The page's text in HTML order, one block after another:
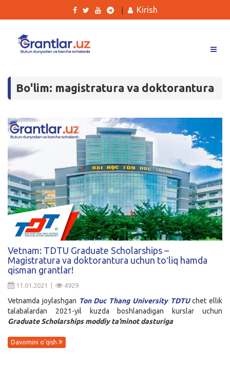
Tanlovlar
Kurslar
Blog
Yana
Qidirish
Kirish
Bo'lim: magistratura va doktorantura
Vetnam: TDTU Graduate Scholarships –
Magistratura va doktorantura uchun toʻliq hamda
qisman grantlar!
11.01.2021 | 4929
Vetnamda joylashgan Ton Duc Thang University TDTUchet ellik
talabalardan 2021-yil kuzda boshlanadigan kurslar uchun
Graduate Scholarships moddiy ta’minot dasturiga
Davomini o'qish